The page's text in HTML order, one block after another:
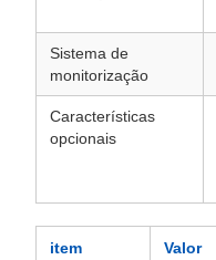
Sistema de
monitorização
Características
opcionais
item Valor